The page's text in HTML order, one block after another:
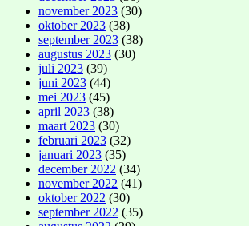
november 2023 (30)
oktober 2023 (38)
september 2023 (38)
augustus 2023 (30)
juli 2023 (39)
juni 2023 (44)
mei 2023 (45)
april 2023 (38)
maart 2023 (30)
februari 2023 (32)
januari 2023 (35)
december 2022 (34)
november 2022 (41)
oktober 2022 (30)
september 2022 (35)